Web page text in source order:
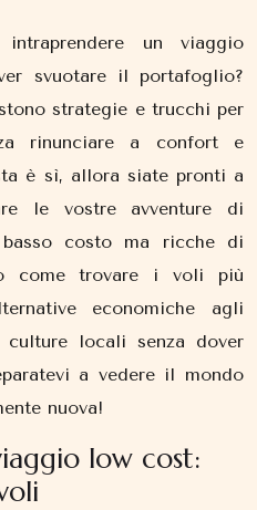
un viaggio
svuotare il portafoglio?
strategie e trucchi per
rinunciare a confort e
è sì, allora siate pronti a
le vostre avventure di
costo ma ricche di
come trovare i voli più
economiche agli
locali senza dover
a vedere il mondo
nuova!
low cost: